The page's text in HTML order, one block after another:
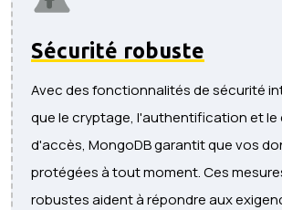
Sécurité robuste
Avec des fonctionnalités de sécurité
que le cryptage, l'authentification et
d'accès, MongoDB garantit que vos
protégées à tout moment. Ces
robustes aident à répondre aux